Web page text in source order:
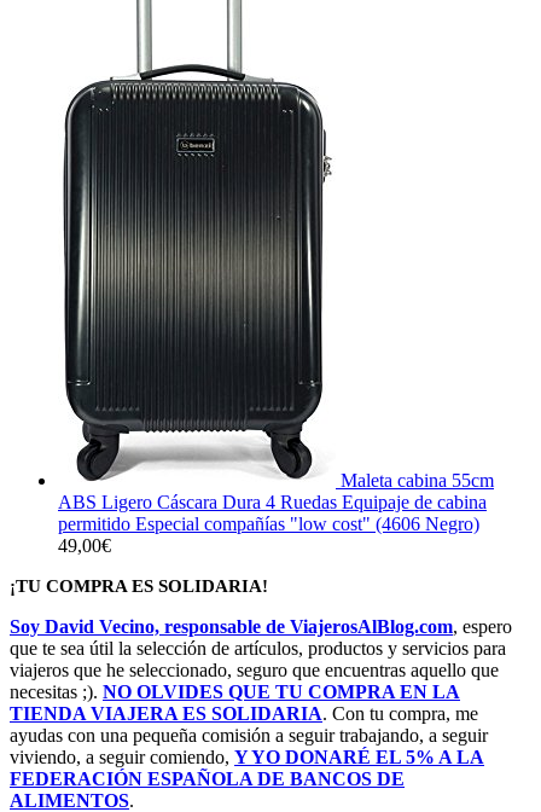
Maleta cabina 55cm
ABS Ligero Cáscara Dura 4 Ruedas Equipaje de cabina
permitido Especial compañías "low cost" (4606 Negro)
49,00€
¡TU COMPRA ES SOLIDARIA!
Soy David Vecino, responsable de ViajerosAlBlog.com, espero
que te sea útil la selección de artículos, productos y servicios para
viajeros que he seleccionado, seguro que encuentras aquello que
necesitas ;). NO OLVIDES QUE TU COMPRA EN LA
TIENDA VIAJERA ES SOLIDARIA. Con tu compra, me
ayudas con una pequeña comisión a seguir trabajando, a seguir
viviendo, a seguir comiendo, Y YO DONARÉ EL 5% A LA
FEDERACIÓN ESPAÑOLA DE BANCOS DE
ALIMENTOS.